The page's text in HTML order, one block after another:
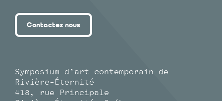
Contactez nous
Symposium d’art contemporain de
Rivière-Éternité
418, rue Principale